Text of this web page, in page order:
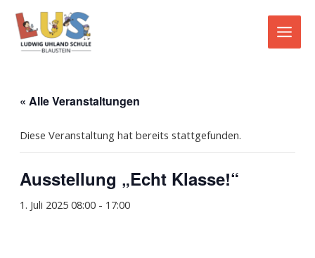
Inhalt
springen
Main
« Alle Veranstaltungen
Diese Veranstaltung hat bereits stattgefunden.
Ausstellung „Echt Klasse!“
1. Juli 2025 08:00- 17:00